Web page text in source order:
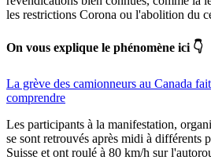
les restrictions Corona ou l'abolition du
On vous explique le phénomène ici 👇
La grève des camionneurs au Canada
comprendre
Les participants à la manifestation,
se sont retrouvés après midi à différents
Suisse et ont roulé à 80 km/h sur